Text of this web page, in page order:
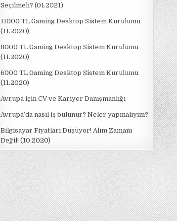
Seçilmeli? (01.2021)
11000 TL Gaming Desktop Sistem Kurulumu
(11.2020)
8000 TL Gaming Desktop Sistem Kurulumu
(11.2020)
6000 TL Gaming Desktop Sistem Kurulumu
(11.2020)
Avrupa için CV ve Kariyer Danışmanlığı
Avrupa’da nasıl iş bulunur? Neler yapmalıyım?
Bilgisayar Fiyatları Düşüyor! Alım Zamanı
Değil! (10.2020)